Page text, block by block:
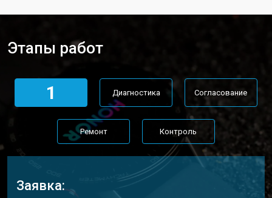
Этапы работ
1 Диагностика Согласование
Ремонт Контроль
Заявка: